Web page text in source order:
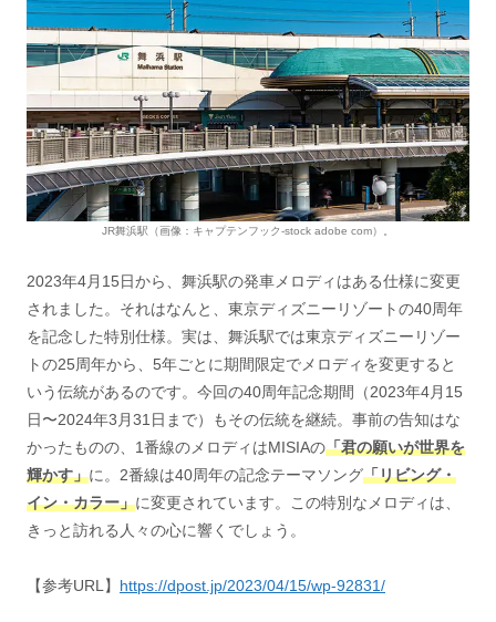
JR舞浜駅（画像：キャプテンフック-stock adobe com）。
2023年4月15日から、舞浜駅の発車メロディはある仕様に変更
されました。それはなんと、東京ディズニーリゾートの40周年
を記念した特別仕様。実は、舞浜駅では東京ディズニーリゾー
トの25周年から、5年ごとに期間限定でメロディを変更すると
いう伝統があるのです。今回の40周年記念期間（2023年4月15
日〜2024年3月31日まで）もその伝統を継続。事前の告知はな
かったものの、1番線のメロディはMISIAの「君の願いが世界を
輝かす」に。2番線は40周年の記念テーマソング「リビング・
イン・カラー」に変更されています。この特別なメロディは、
きっと訪れる人々の心に響くでしょう。
【参考URL】 https://dpost.jp/2023/04/15/wp-92831/